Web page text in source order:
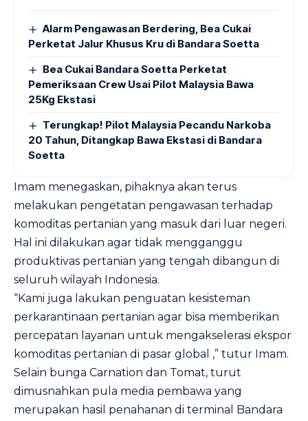
Alarm Pengawasan Berdering, Bea Cukai
Perketat Jalur Khusus Kru di Bandara Soetta
Bea Cukai Bandara Soetta Perketat
Pemeriksaan Crew Usai Pilot Malaysia Bawa
25Kg Ekstasi
Terungkap! Pilot Malaysia Pecandu Narkoba
20 Tahun, Ditangkap Bawa Ekstasi di Bandara
Soetta
Imam menegaskan, pihaknya akan terus
melakukan pengetatan pengawasan terhadap
komoditas pertanian yang masuk dari luar negeri.
Hal ini dilakukan agar tidak mengganggu
produktivas pertanian yang tengah dibangun di
seluruh wilayah Indonesia.
“Kami juga lakukan penguatan kesisteman
perkarantinaan pertanian agar bisa memberikan
percepatan layanan untuk mengakselerasi ekspor
komoditas pertanian di pasar global ,” tutur Imam.
Selain bunga Carnation dan Tomat, turut
dimusnahkan pula media pembawa yang
merupakan hasil penahanan di terminal Bandara